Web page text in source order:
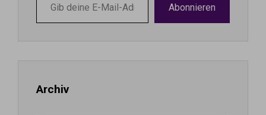
deine
E-
Abonnieren
Archiv